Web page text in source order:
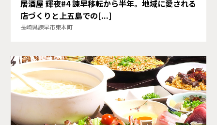
居酒屋 輝夜#4 諫早移転から半年。地域に愛される
店づくりと上五島での[...]
長崎県諫早市東本町